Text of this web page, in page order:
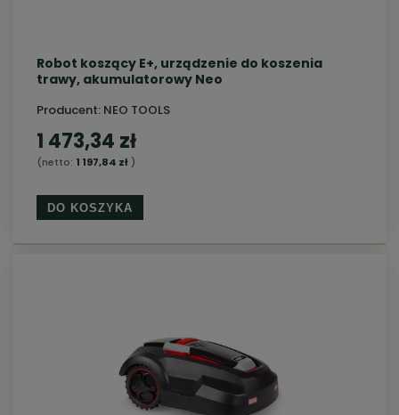
Robot koszący E+, urządzenie do koszenia
trawy, akumulatorowy Neo
Producent: NEO TOOLS
1 473,34 zł
(netto: 1 197,84 zł)
DO KOSZYKA